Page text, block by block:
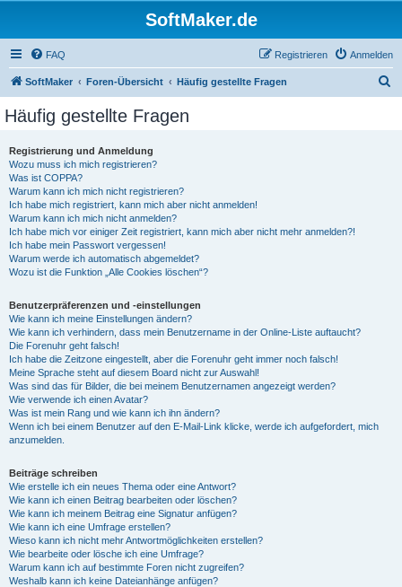
SoftMaker.de
FAQ Anmelden
Registrieren
SoftMaker Foren-Übersicht Häufig gestellte Fragen
Häufig gestellte Fragen
Registrierung und Anmeldung
Wozu muss ich mich registrieren?
Was ist COPPA?
Warum kann ich mich nicht registrieren?
Ich habe mich registriert, kann mich aber nicht anmelden!
Warum kann ich mich nicht anmelden?
Ich habe mich vor einiger Zeit registriert, kann mich aber nicht mehr anmelden?!
Ich habe mein Passwort vergessen!
Warum werde ich automatisch abgemeldet?
Wozu ist die Funktion „Alle Cookies löschen“?
Benutzerpräferenzen und -einstellungen
Wie kann ich meine Einstellungen ändern?
Wie kann ich verhindern, dass mein Benutzername in der Online-Liste auftaucht?
Die Forenuhr geht falsch!
Ich habe die Zeitzone eingestellt, aber die Forenuhr geht immer noch falsch!
Meine Sprache steht auf diesem Board nicht zur Auswahl!
Was sind das für Bilder, die bei meinem Benutzernamen angezeigt werden?
Wie verwende ich einen Avatar?
Was ist mein Rang und wie kann ich ihn ändern?
Wenn ich bei einem Benutzer auf den E-Mail-Link klicke, werde ich aufgefordert, mich
anzumelden.
Beiträge schreiben
Wie erstelle ich ein neues Thema oder eine Antwort?
Wie kann ich einen Beitrag bearbeiten oder löschen?
Wie kann ich meinem Beitrag eine Signatur anfügen?
Wie kann ich eine Umfrage erstellen?
Wieso kann ich nicht mehr Antwortmöglichkeiten erstellen?
Wie bearbeite oder lösche ich eine Umfrage?
Warum kann ich auf bestimmte Foren nicht zugreifen?
Weshalb kann ich keine Dateianhänge anfügen?